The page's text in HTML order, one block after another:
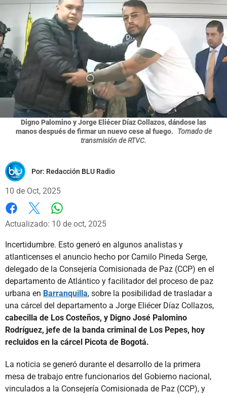
Digno Palomino y Jorge Eliécer Díaz Collazos, dándose las
manos después de firmar un nuevo cese al fuego. Tomado de
transmisión de RTVC.
Por: Redacción BLU Radio
10 de Oct, 2025
Facebook
X
Actualizado: 10 de oct, 2025
Incertidumbre. Esto generó en algunos analistas y
atlanticenses el anuncio hecho por Camilo Pineda Serge,
delegado de la Consejería Comisionada de Paz (CCP) en el
departamento de Atlántico y facilitador del proceso de paz
urbana en Barranquilla, sobre la posibilidad de trasladar a
una cárcel del departamento a Jorge Eliécer Díaz Collazos,
cabecilla de Los Costeños, y Digno José Palomino
Rodríguez, jefe de la banda criminal de Los Pepes, hoy
recluidos en la cárcel Picota de Bogotá.
La noticia se generó durante el desarrollo de la primera
mesa de trabajo entre funcionarios del Gobierno nacional,
vinculados a la Consejería Comisionada de Paz (CCP), y